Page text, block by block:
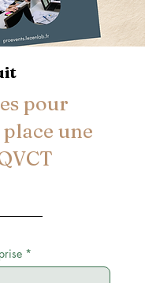
pour
une
*